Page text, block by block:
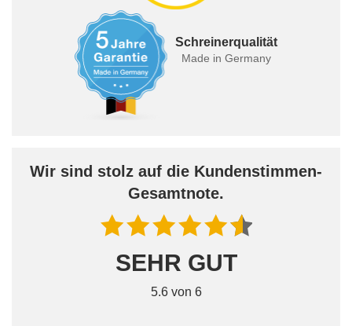
Schreinerqualität
Made in Germany
Wir sind stolz auf die Kundenstimmen-
Gesamtnote.
SEHR GUT
5.6 von 6